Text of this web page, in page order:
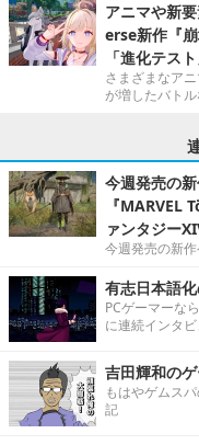
アニマや新
erse新作『
「進化テス
さまざまなア
が増したバト
今週発売の
『MARVEL
ァンタジー
今週発売の新作
有志日本語
PCゲーマーな
に連続インタビ
吉田輝和の
もはやゲムス
記